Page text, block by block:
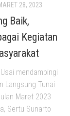
28, 2023
Baik,
Kegiatan
mendampingi
Langsung Tunai
Maret 2023
Sertu Sunarto